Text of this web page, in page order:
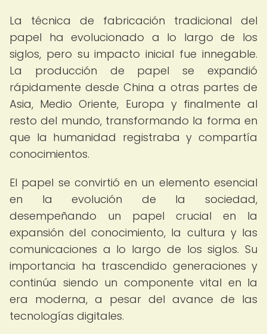
La técnica de fabricación tradicional del
papel ha evolucionado a lo largo de los
siglos, pero su impacto inicial fue innegable.
La producción de papel se expandió
rápidamente desde China a otras partes de
Asia, Medio Oriente, Europa y finalmente al
resto del mundo, transformando la forma en
que la humanidad registraba y compartía
conocimientos.
El papel se convirtió en un elemento esencial
en la evolución de la sociedad,
desempeñando un papel crucial en la
expansión del conocimiento, la cultura y las
comunicaciones a lo largo de los siglos. Su
importancia ha trascendido generaciones y
continúa siendo un componente vital en la
era moderna, a pesar del avance de las
tecnologías digitales.